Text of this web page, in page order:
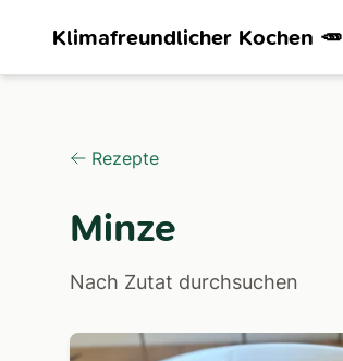
Klimafreundlicher Kochen 🥕
Rezepte
Minze
Nach Zutat durchsuchen